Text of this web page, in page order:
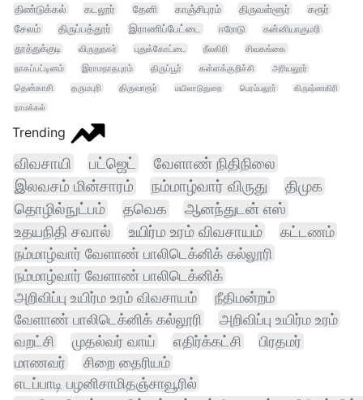
திண்டுக்கல்
கடலூர் தேனி காஞ்சிபுரம் திருவள்ளூர்
கரூர்
சேலம்
திருப்பத்தூர் இராணிப்பேட்டை ஈரோடு
கன்னியாகுமரி
தூத்துக்குடி
விருதுநகர் புதுக்கோட்டை நீலகிரி
சிவகங்கை
நாகப்பட்டினம்
இராமநாதபுரம் திருப்பூர் கள்ளக்குறிச்சி
அரியலூர்
தென்காசி
தருமபுரி திருவாரூர் மயிலாடுதுறை பெரம்பலூர்
கிருஷ்ணகிரி
நாமக்கல்
Trending
விவசாயி பட்ஜெட்
வேளாண் நிதிநிலை
இலவசம் மின்சாரம்
நம்மாழ்வார் விருது
திமுக
தொழில்நுட்பம்
தவெக ஆனந்துடன் எஸ்
உதயநிதி சவால் உயிர்ம உரம் விவசாயம்
கட்டணம்
நம்மாழ்வார் வேளாண் பாலிடெக்னிக் கல்லூரி
நம்மாழ்வார் வேளாண் பாலிடெக்னிக்
அறிவிப்பு உயிர்ம உரம் விவசாயம்
நீதிமன்றம்
வேளாண் பாலிடெக்னிக் கல்லூரி
அறிவிப்பு உயிர்ம உரம்
வறட்சி முதல்வர் வாய் எதிர்க்கட்சி
பிரதமர்
மாணவர்
சிறை தைரியம்
எடப்பாடி பழனிசாமிதஞ்சாவூரில்